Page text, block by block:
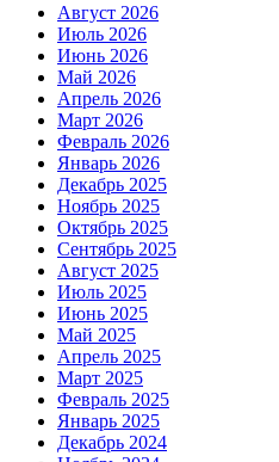
Август 2026
Июль 2026
Июнь 2026
Май 2026
Апрель 2026
Март 2026
Февраль 2026
Январь 2026
Декабрь 2025
Ноябрь 2025
Октябрь 2025
Сентябрь 2025
Август 2025
Июль 2025
Июнь 2025
Май 2025
Апрель 2025
Март 2025
Февраль 2025
Январь 2025
Декабрь 2024